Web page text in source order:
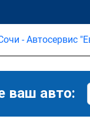
ваш авто: